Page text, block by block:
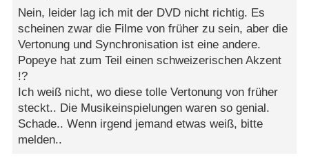
Nein, leider lag ich mit der DVD nicht richtig. Es
scheinen zwar die Filme von früher zu sein, aber die
Vertonung und Synchronisation ist eine andere.
Popeye hat zum Teil einen schweizerischen Akzent
!?
Ich weiß nicht, wo diese tolle Vertonung von früher
steckt.. Die Musikeinspielungen waren so genial.
Schade.. Wenn irgend jemand etwas weiß, bitte
melden..